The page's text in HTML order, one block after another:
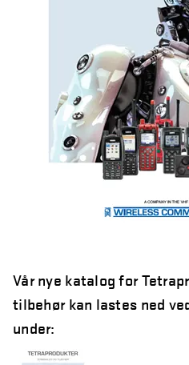
Vår nye katalog for
tilbehør kan lastes ned
under: